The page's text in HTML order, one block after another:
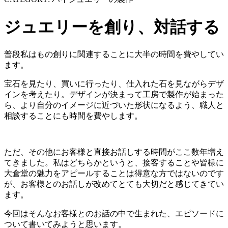
ジュエリーを創り、対話する
普段私はもの創りに関連することに大半の時間を費やしてい
ます。
宝石を見たり、買いに行ったり、仕入れた石を見ながらデザ
インを考えたり。デザインが決まって工房で製作が始まった
ら、より自分のイメージに近づいた形状になるよう、職人と
相談することにも時間を費やします。
ただ、その他にお客様と直接お話しする時間がここ数年増え
てきました。私はどちらかというと、接客することや皆様に
大倉堂の魅力をアピールすることは得意な方ではないのです
が、お客様とのお話しが改めてとても大切だと感じてきてい
ます。
今回はそんなお客様とのお話の中で生まれた、エピソードに
ついて書いてみようと思います。